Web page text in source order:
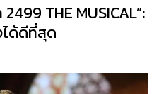
THE MUSICAL”:
ได้ดีที่สุด